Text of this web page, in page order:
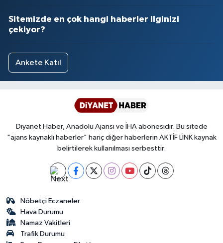
Sitemizde en çok hangi haberler ilginizi
çekiyor?
Ankete Katıl
Diyanet Haber, Anadolu Ajansı ve İHA abonesidir. Bu sitede
"ajans kaynaklı haberler" hariç diğer haberlerin AKTİF LİNK kaynak
belirtilerek kullanılması serbesttir.
Nöbetçi Eczaneler
Hava Durumu
Namaz Vakitleri
Trafik Durumu
Yalova Müftülüğü
Yozgat Müftülüğü
Zonguldak Müftülüğü